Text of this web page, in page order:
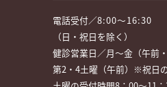
電話受付／8:00～16:30
（日・祝日を除く）
健診営業日／月～金（午前・
第2・4土曜（午前）※祝日